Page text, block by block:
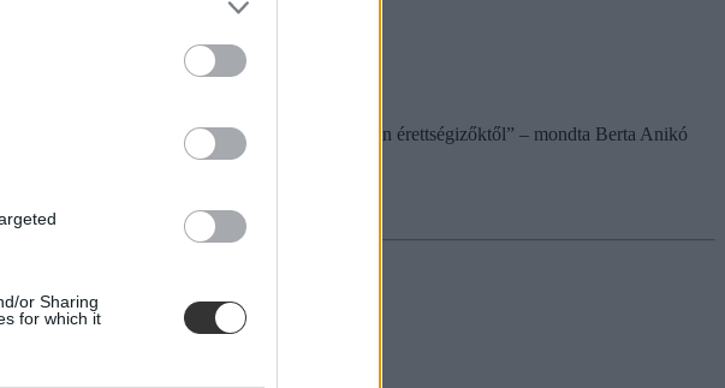
or Sharing
for which it
megfelelt annak, amit elvárunk a középszinten érettségizőktől” – mondta Berta Anikó
voltak.